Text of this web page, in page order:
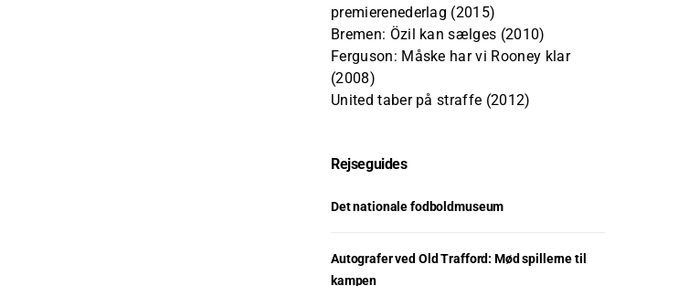
premierenederlag (2015)
Bremen: Özil kan sælges (2010)
Ferguson: Måske har vi Rooney klar
(2008)
United taber på straffe (2012)
Rejseguides
Det nationale fodboldmuseum
Autografer ved Old Trafford: Mød spillerne til
kampen